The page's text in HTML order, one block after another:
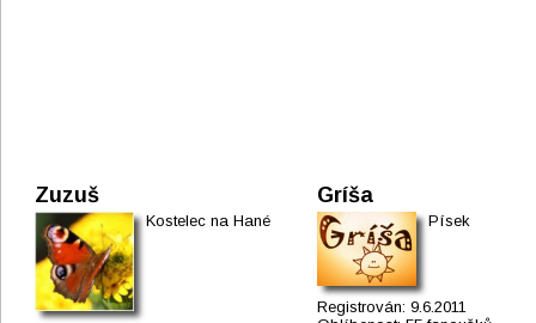
Zuzuš
Kostelec na Hané
Gríša
Písek
Registrován: 9.6.2011